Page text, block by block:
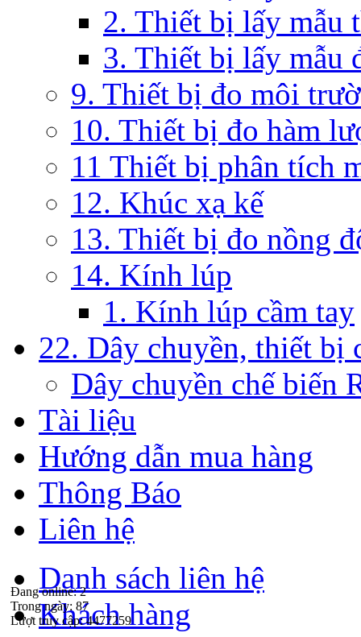
2. Thiết bị lấy mẫu
3. Thiết bị lấy mẫu
9. Thiết bị đo môi
10. Thiết bị đo hàm
11 Thiết bị phân tích
12. Khúc xạ kế
13. Thiết bị đo nồng
14. Kính lúp
1. Kính lúp cầm tay
22. Dây chuyền, thiết bị
Dây chuyền chế biến
Tài liệu
Hướng dẫn mua hàng
Thông Báo
Liên hệ
Danh sách liên hệ
Khách hàng
Đang online:2
Trong ngày: 87
Lượt truy cập:4477259